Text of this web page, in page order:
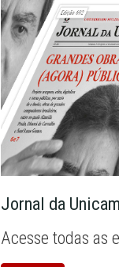
Jornal da
Acesse todas as